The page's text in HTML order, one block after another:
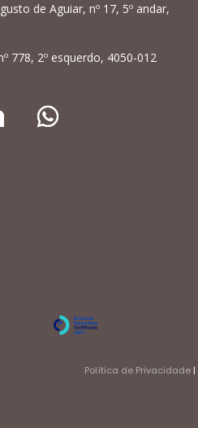
de Aguiar, nº 17, 5º andar,
778, 2º esquerdo, 4050-012
Política de Privacidade|